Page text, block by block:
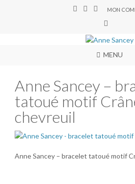
MON
MENU
Anne Sancey –
tatoué motif
chevreuil
Anne Sancey – bracelet tatoué motif